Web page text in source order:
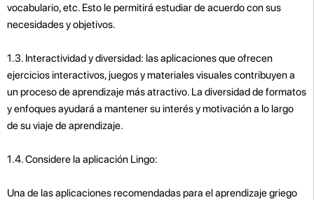
vocabulario, etc. Esto le permitirá estudiar de acuerdo con sus
necesidades y objetivos.
1.3. Interactividad y diversidad: las aplicaciones que ofrecen
ejercicios interactivos, juegos y materiales visuales contribuyen a
un proceso de aprendizaje más atractivo. La diversidad de formatos
y enfoques ayudará a mantener su interés y motivación a lo largo
de su viaje de aprendizaje.
1.4. Considere la aplicación Lingo:
Una de las aplicaciones recomendadas para el aprendizaje griego